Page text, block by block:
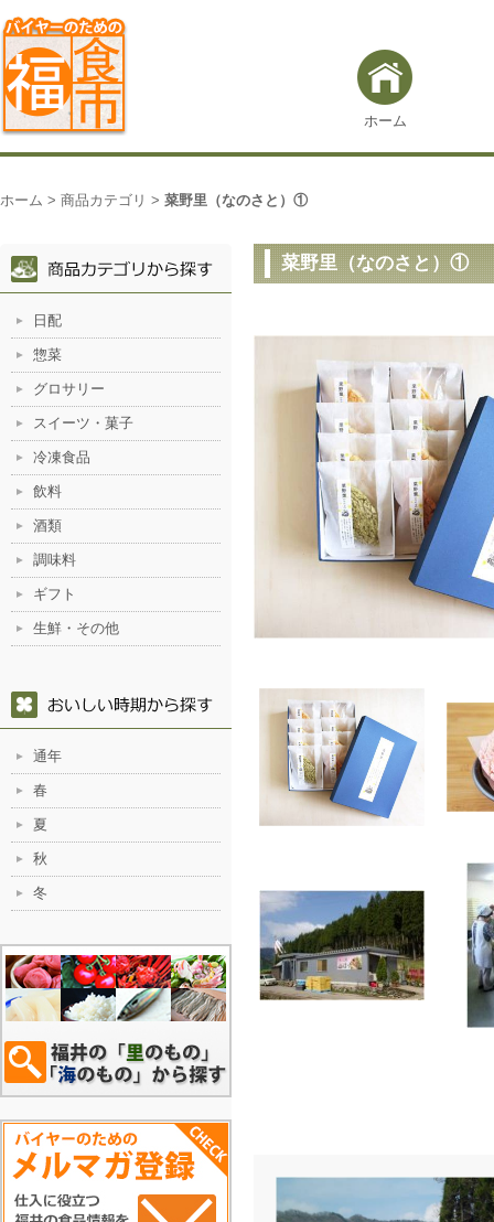
ホーム
ホーム > 商品カテゴリ > 菜野里（なのさと）①
菜野里（なのさと）①
日配
惣菜
グロサリー
スイーツ・菓子
冷凍食品
飲料
酒類
調味料
ギフト
生鮮・その他
通年
春
夏
秋
冬